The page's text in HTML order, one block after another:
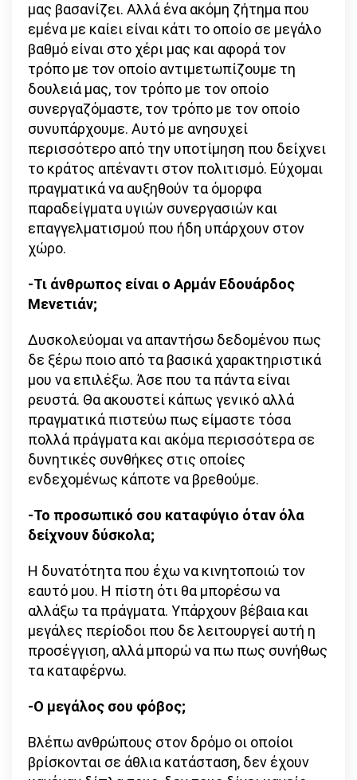
μας βασανίζει. Αλλά ένα ακόμη ζήτημα που
εμένα με καίει είναι κάτι το οποίο σε μεγάλο
βαθμό είναι στο χέρι μας και αφορά τον
τρόπο με τον οποίο αντιμετωπίζουμε τη
δουλειά μας, τον τρόπο με τον οποίο
συνεργαζόμαστε, τον τρόπο με τον οποίο
συνυπάρχουμε. Αυτό με ανησυχεί
περισσότερο από την υποτίμηση που δείχνει
το κράτος απέναντι στον πολιτισμό. Εύχομαι
πραγματικά να αυξηθούν τα όμορφα
παραδείγματα υγιών συνεργασιών και
επαγγελματισμού που ήδη υπάρχουν στον
χώρο.
-Τι άνθρωπος είναι ο Αρμάν Εδουάρδος
Μενετιάν;
Δυσκολεύομαι να απαντήσω δεδομένου πως
δε ξέρω ποιο από τα βασικά χαρακτηριστικά
μου να επιλέξω. Άσε που τα πάντα είναι
ρευστά. Θα ακουστεί κάπως γενικό αλλά
πραγματικά πιστεύω πως είμαστε τόσα
πολλά πράγματα και ακόμα περισσότερα σε
δυνητικές συνθήκες στις οποίες
ενδεχομένως κάποτε να βρεθούμε.
-Το προσωπικό σου καταφύγιο όταν όλα
δείχνουν δύσκολα;
Η δυνατότητα που έχω να κινητοποιώ τον
εαυτό μου. Η πίστη ότι θα μπορέσω να
αλλάξω τα πράγματα. Υπάρχουν βέβαια και
μεγάλες περίοδοι που δε λειτουργεί αυτή η
προσέγγιση, αλλά μπορώ να πω πως συνήθως
τα καταφέρνω.
-Ο μεγάλος σου φόβος;
Βλέπω ανθρώπους στον δρόμο οι οποίοι
βρίσκονται σε άθλια κατάσταση, δεν έχουν